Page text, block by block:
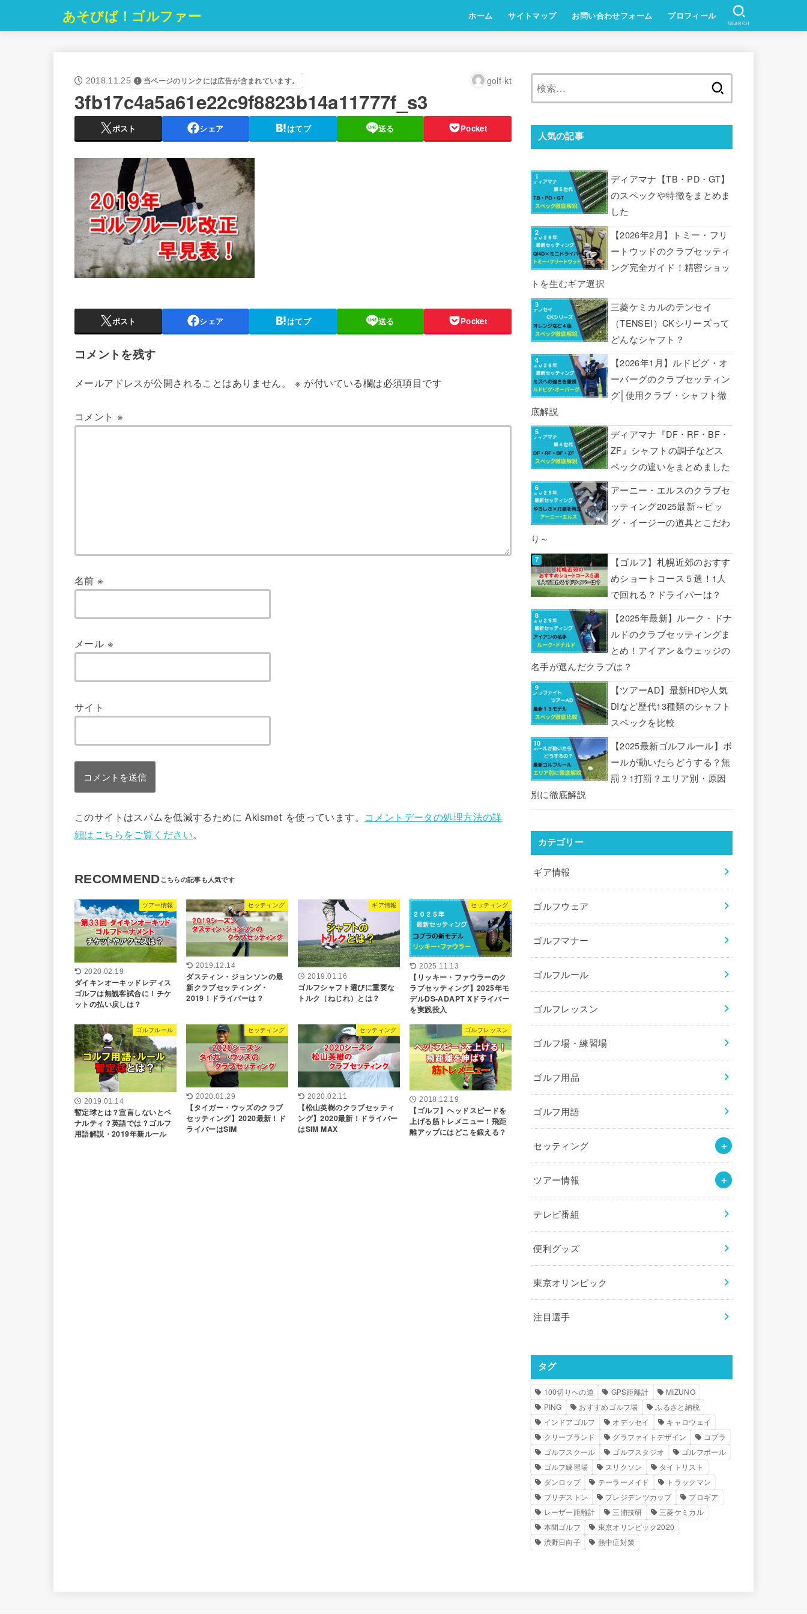
あそびば！ゴルファー ホーム サイトマップ お問い合わせフォーム プロフィール
SEARCH
2018.11.25 当ページのリンクには広告が含まれています。 golf-kt
3fb17c4a5a61e22c9f8823b14a11777f_s3
ポスト シェア はてブ 送る Pocket
ポスト シェア はてブ 送る Pocket
コメントを残す
メールアドレスが公開されることはありません。 ※ が付いている欄は必須項目です
コメント※
名前※
メール ※
サイト
このサイトはスパムを低減するために Akismet を使っています。 コメントデータの処理方法の詳
細はこちらをご覧ください。
RECOMMEND
ツアー情報
2020.02.19
ダイキンオーキッドレディス
ゴルフは無観客試合に！チケ
ットの払い戻しは？
セッティング
2019.12.14
ダスティン・ジョンソンの最
新クラブセッティング・
2019！ドライバーは？
ギア情報
2019.01.16
ゴルフシャフト選びに重要な
トルク（ねじれ）とは？
セッティング
2025.11.13
【リッキー・ファウラーのク
ラブセッティング】2025年モ
デルDS-ADAPT Xドライバー
を実践投入
ゴルフルール
2019.01.14
暫定球とは？宣言しないとペ
ナルティ？英語では？ゴルフ
用語解説・2019年新ルール
セッティング
2020.01.29
【タイガー・ウッズのクラブ
セッティング】2020最新！ド
ライバーはSIM
セッティング
2020.02.11
【松山英樹のクラブセッティ
ング】2020最新！ドライバー
はSIM MAX
ゴルフレッスン
2018.12.19
【ゴルフ】ヘッドスピードを
上げる筋トレメニュー！飛距
離アップにはどこを鍛える？
人気の記事
ディアマナ【TB・PD・GT】
のスペックや特徴をまとめま
した
【2026年2月】トミー・フリ
ートウッドのクラブセッティ
ング完全ガイド！精密ショッ
トを生むギア選択
三菱ケミカルのテンセイ
（TENSEI）CKシリーズって
どんなシャフト？
【2026年1月】ルドビグ・オ
ーバーグのクラブセッティン
グ│使用クラブ・シャフト徹
底解説
ディアマナ『DF・RF・BF・
ZF』シャフトの調子などス
ペックの違いをまとめました
アーニー・エルスのクラブセ
ッティング2025最新～ビッ
グ・イージーの道具とこだわ
り～
【ゴルフ】札幌近郊のおすす
めショートコース５選！1人
で回れる？ドライバーは？
【2025年最新】ルーク・ドナ
ルドのクラブセッティングま
とめ！アイアン＆ウェッジの
名手が選んだクラブは？
【ツアーAD】最新HDや人気
DIなど歴代13種類のシャフト
スペックを比較
【2025最新ゴルフルール】ボ
ールが動いたらどうする？無
罰？1打罰？エリア別・原因
別に徹底解説
カテゴリー
ギア情報
ゴルフウェア
ゴルフマナー
ゴルフルール
ゴルフレッスン
ゴルフ場・練習場
ゴルフ用品
ゴルフ用語
セッティング
ツアー情報
テレビ番組
便利グッズ
東京オリンピック
注目選手
タグ
100切りへの道 GPS距離計
MIZUNO
PING
おすすめゴルフ場
ふるさと納税
インドアゴルフ
オデッセイ
キャロウェイ
クリーブランド
グラファイトデザイン
コブラ
ゴルフスクール
ゴルフスタジオ
ゴルフボール
ゴルフ練習場
スリクソン
タイトリスト
ダンロップ
テーラーメイド
トラックマン
ブリヂストン
プレジデンツカップ
プロギア
レーザー距離計
三浦技研
三菱ケミカル
本間ゴルフ
東京オリンピック2020
渋野日向子
熱中症対策